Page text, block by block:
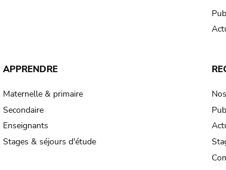
APPRENDRE
Maternelle & primaire
Secondaire
Enseignants
Stages & séjours d'étude